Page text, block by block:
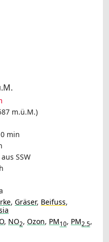
m.ü.M.)
min
aus SSW
, Gräser, Beifuss,
, NO2, Ozon, PM10, PM2.5,